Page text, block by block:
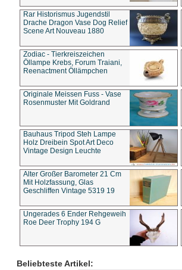
Rar Historismus Jugendstil
Drache Dragon Vase Dog Relief
Scene Art Nouveau 1880
Zodiac - Tierkreiszeichen
Öllampe Krebs, Forum Traiani,
Reenactment Öllämpchen
Originale Meissen Fuss - Vase
Rosenmuster Mit Goldrand
Bauhaus Tripod Steh Lampe
Holz Dreibein Spot Art Deco
Vintage Design Leuchte
Alter Großer Barometer 21 Cm
Mit Holzfassung, Glas
Geschliffen Vintage 5319 19
Ungerades 6 Ender Rehgeweih
Roe Deer Trophy 194 G
Beliebteste Artikel: